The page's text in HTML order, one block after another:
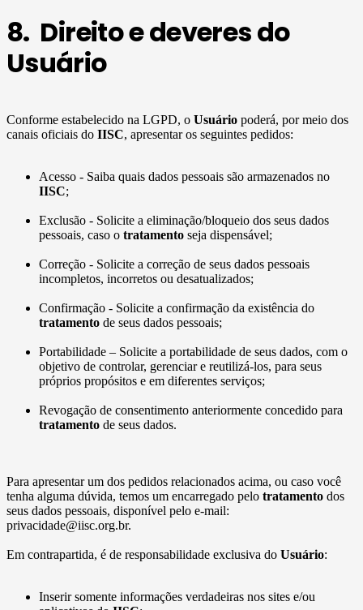
8. Direito e deveres do
Usuário
Conforme estabelecido na LGPD, o Usuário poderá, por meio dos
canais oficiais do IISC, apresentar os seguintes pedidos:
Acesso - Saiba quais dados pessoais são armazenados no
IISC;
Exclusão - Solicite a eliminação/bloqueio dos seus dados
pessoais, caso o tratamento seja dispensável;
Correção - Solicite a correção de seus dados pessoais
incompletos, incorretos ou desatualizados;
Confirmação - Solicite a confirmação da existência do
tratamento de seus dados pessoais;
Portabilidade – Solicite a portabilidade de seus dados, com o
objetivo de controlar, gerenciar e reutilizá-los, para seus
próprios propósitos e em diferentes serviços;
Revogação de consentimento anteriormente concedido para
tratamento de seus dados.
Para apresentar um dos pedidos relacionados acima, ou caso você
tenha alguma dúvida, temos um encarregado pelo tratamento dos
seus dados pessoais, disponível pelo e-mail:
privacidade@iisc.org.br.
Em contrapartida, é de responsabilidade exclusiva do Usuário:
Inserir somente informações verdadeiras nos sites e/ou